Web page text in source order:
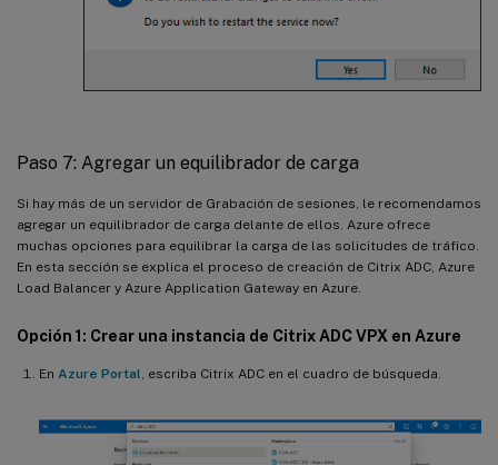
Paso 7: Agregar un equilibrador de carga
Si hay más de un servidor de Grabación de sesiones, le recomendamos
agregar un equilibrador de carga delante de ellos. Azure ofrece
muchas opciones para equilibrar la carga de las solicitudes de tráfico.
En esta sección se explica el proceso de creación de Citrix ADC, Azure
Load Balancer y Azure Application Gateway en Azure.
Opción 1: Crear una instancia de Citrix ADC VPX en Azure
En Azure Portal, escriba Citrix ADC en el cuadro de búsqueda.